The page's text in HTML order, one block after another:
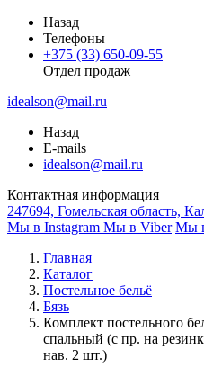
Назад
Телефоны
+375 (33) 650-09-55
Отдел продаж
idealson@mail.ru
Назад
E-mails
idealson@mail.ru
Контактная информация
247694, Гомельская область,
Мы в Instagram Мы в Viber Мы
Главная
Каталог
Постельное бельё
Бязь
Комплект постельного
спальный (с пр. на
нав. 2 шт.)